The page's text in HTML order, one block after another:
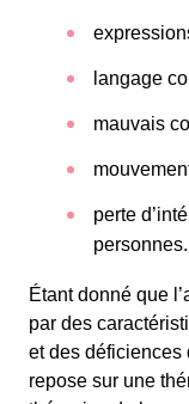
langage
mauvais
perte
personnes.
Étant donné que
par des
et des déficiences
repose sur une